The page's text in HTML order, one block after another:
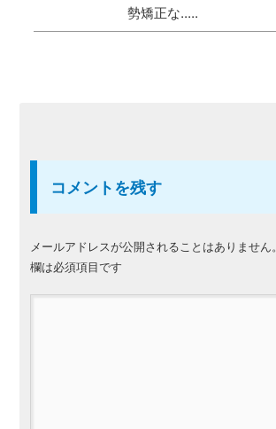
勢矯正な.....
コメントを残す
メールアドレスが公開されることはありません。
欄は必須項目です